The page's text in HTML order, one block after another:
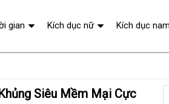
gian Kích dục nữ Kích dục nam